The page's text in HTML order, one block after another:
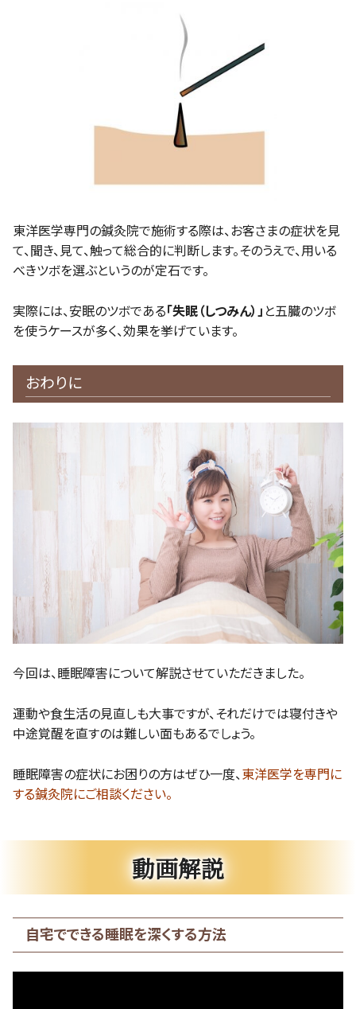
東洋医学専門の鍼灸院で施術する際は、お客さまの症状を見
て、聞き、見て、触って総合的に判断します。そのうえで、用いる
べきツボを選ぶというのが定石です。
実際には、安眠のツボである「失眠（しつみん）」 と五臓のツボ
を使うケースが多く、効果を挙げています。
おわりに
今回は、睡眠障害について解説させていただきました。
運動や食生活の見直しも大事ですが、それだけでは寝付きや
中途覚醒を直すのは難しい面もあるでしょう。
睡眠障害の症状にお困りの方はぜひ一度、 東洋医学を専門に
する鍼灸院にご相談ください。
動画解説
自宅でできる睡眠を深くする方法